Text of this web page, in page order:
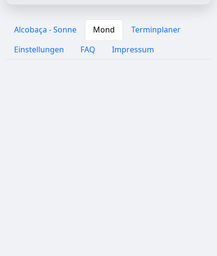
Alcobaça - Sonne Mond
Terminplaner
Einstellungen
FAQ Impressum